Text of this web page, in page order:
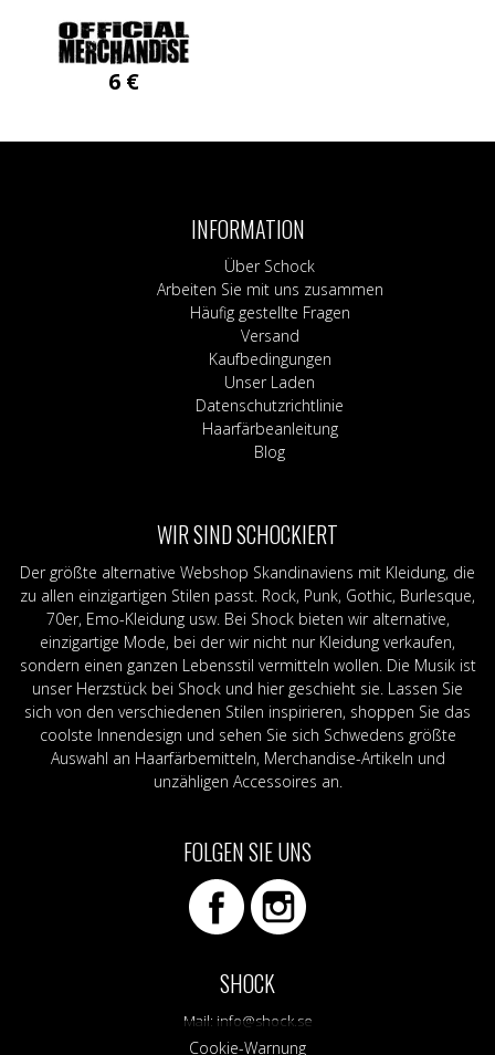
6 €
INFORMATION
Über Schock
Arbeiten Sie mit uns zusammen
Häufig gestellte Fragen
Versand
Kaufbedingungen
Unser Laden
Datenschutzrichtlinie
Haarfärbeanleitung
Blog
WIR SIND SCHOCKIERT
Der größte alternative Webshop Skandinaviens mit Kleidung, die
zu allen einzigartigen Stilen passt. Rock, Punk, Gothic, Burlesque,
70er, Emo-Kleidung usw. Bei Shock bieten wir alternative,
einzigartige Mode, bei der wir nicht nur Kleidung verkaufen,
sondern einen ganzen Lebensstil vermitteln wollen. Die Musik ist
unser Herzstück bei Shock und hier geschieht sie. Lassen Sie
sich von den verschiedenen Stilen inspirieren, shoppen Sie das
coolste Innendesign und sehen Sie sich Schwedens größte
Auswahl an Haarfärbemitteln, Merchandise-Artikeln und
unzähligen Accessoires an.
FOLGEN SIE UNS
SHOCK
Mail: info@shock.se
Cookie-Warnung